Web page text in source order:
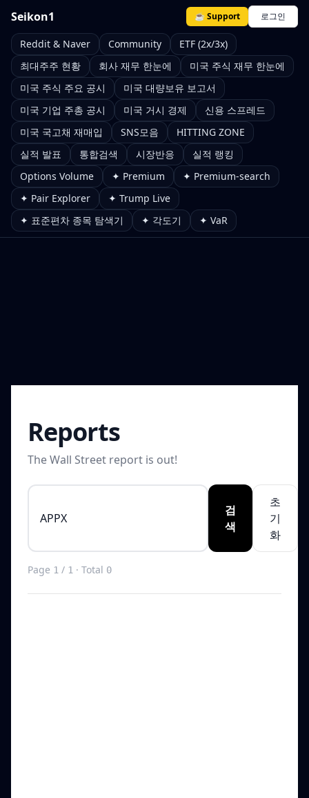
Seikon1 ☕ Support 로그인
Reddit & Naver Community
ETF (2x/3x)
최대주주 현황
회사 재무 한눈에
미국 주식 재무 한눈에
미국 주식 주요 공시
미국 대량보유 보고서
미국 기업 주총 공시
미국 거시 경제
신용 스프레드
미국 국고채 재매입
SNS모음
HITTING ZONE
실적 발표
통합검색 시장반응
실적 랭킹
Options Volume
✦ Premium
✦ Premium-search
✦ Pair Explorer
✦ Trump Live
✦ 표준편차 종목 탐색기
✦ 각도기 ✦ VaR
Reports
The Wall Street report is out!
검
색
초
기
화
Page 1 / 1 · Total 0